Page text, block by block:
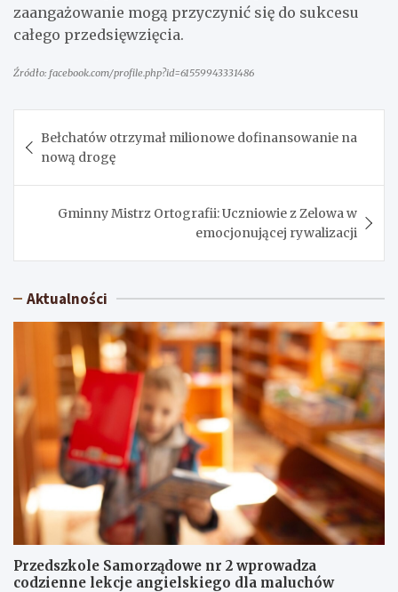
zaangażowanie mogą przyczynić się do sukcesu
całego przedsięwzięcia.
Źródło: facebook.com/profile.php?id=61559943331486
wpisu
Bełchatów otrzymał milionowe dofinansowanie na
nową drogę
Gminny Mistrz Ortografii: Uczniowie z Zelowa w
emocjonującej rywalizacji
Aktualności
Przedszkole Samorządowe nr 2 wprowadza
codzienne lekcje angielskiego dla maluchów